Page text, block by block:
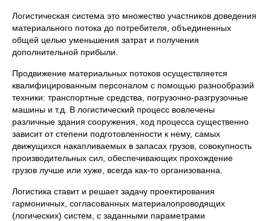
Логистическая система это множество участников доведения
материального потока до потребителя, объединенных
общей целью уменьшения затрат и получения
дополнительной прибыли.
Продвижение материальных потоков осуществляется
квалифицированным персоналом с помощью разнообразий
техники: транспортные средства, погрузочно-разгрузочные
машины и т.д. В логистический процесс вовлечены
различные здания сооружения, ход процесса существенно
зависит от степени подготовленности к нему, самых
движущихся накапливаемых в запасах грузов, совокупность
производительных сил, обеспечивающих прохождение
грузов лучше или хуже, всегда как-то организованна.
Логистика ставит и решает задачу проектирования
гармоничных, согласованных материалопроводящих
(логических) систем, с заданными параметрами